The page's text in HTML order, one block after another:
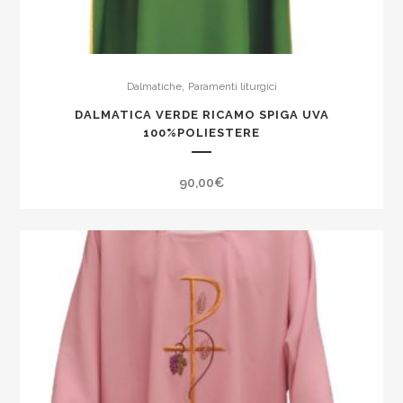
Dalmatiche, Paramenti liturgici
DALMATICA VERDE RICAMO SPIGA UVA
100%POLIESTERE
90,00€